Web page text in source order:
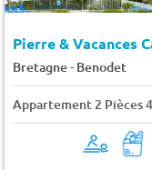
Pierre & Vacances
Bretagne- Benodet
Appartement 2 Pièces